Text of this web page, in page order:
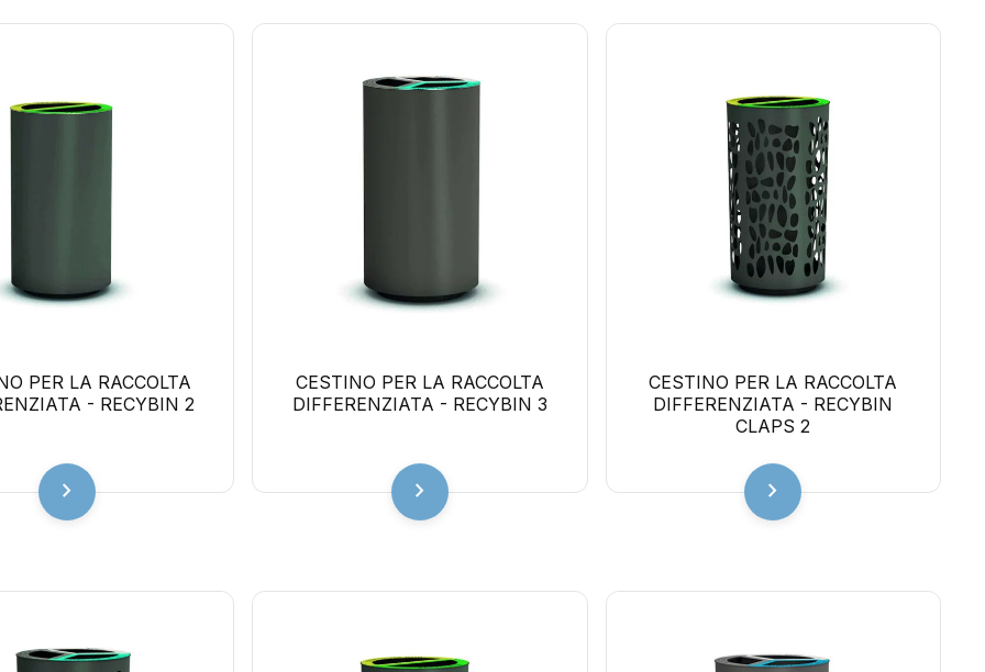
PER LA RACCOLTA
- RECYBIN 2
chevron_right
CESTINO PER LA RACCOLTA
DIFFERENZIATA - RECYBIN 3
chevron_right
CESTINO PER LA RACCOLTA
DIFFERENZIATA - RECYBIN
CLAPS 2
chevron_right